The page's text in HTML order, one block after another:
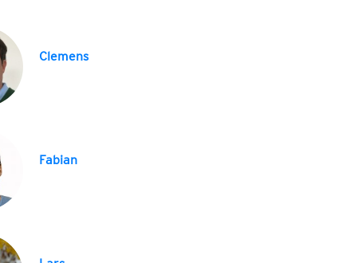
Clemens
Fabian